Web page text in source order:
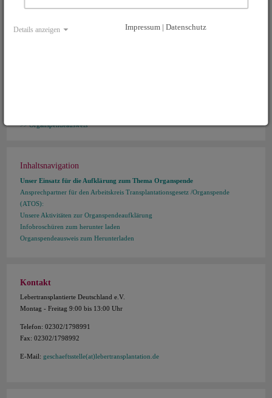
Tel.: 0221/8992-458
Organspendeausweis
Inhaltsnavigation
Unser Einsatz für die Aufklärung zum Thema Organspende
Ansprechpartner für den Arbeitskreis Transplantationsgesetz /Organspende
(ATOS):
Unsere Aktivitäten zur Organspendeaufklärung
Infobroschüren zum herunter laden
Organspendeausweis zum Herunterladen
Kontakt
Lebertransplantierte Deutschland e.V.
Montag - Freitag 9:00 bis 13:00 Uhr
Telefon: 02302/1798991
Fax: 02302/1798992
E-Mail: geschaeftsstelle(at)lebertransplantation.de
Details anzeigen Impressum | Datenschutz